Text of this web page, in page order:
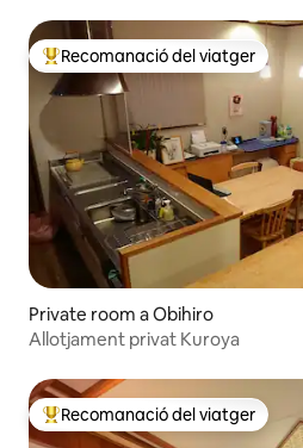
Principals recomanacions dels
Recomanació del viatger
Private room a Obihiro
Allotjament privat Kuroya
Principals recomanacions dels
Recomanació del viatger